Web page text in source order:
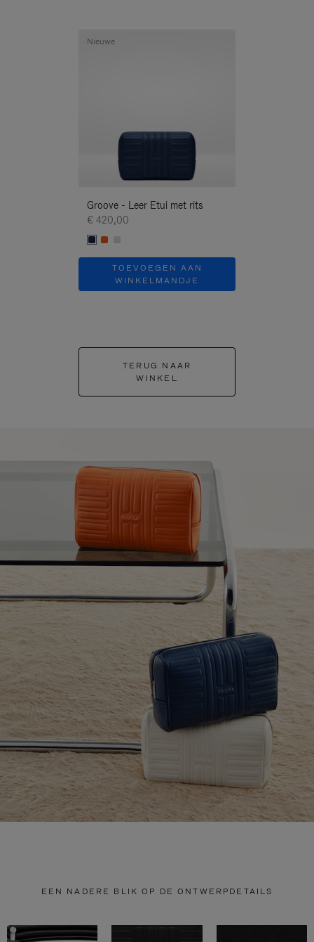
Groove - Leer Etui met rits
€ 420,00
TOEVOEGEN AAN
WINKELMANDJE
Nieuwe
TERUG NAAR
WINKEL
EEN NADERE BLIK OP DE ONTWERPDETAILS